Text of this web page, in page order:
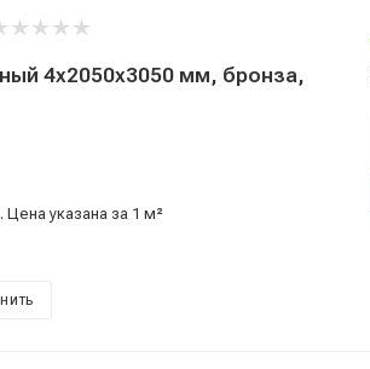
4x2050x3050 мм, бронза,
указана за 1 м²